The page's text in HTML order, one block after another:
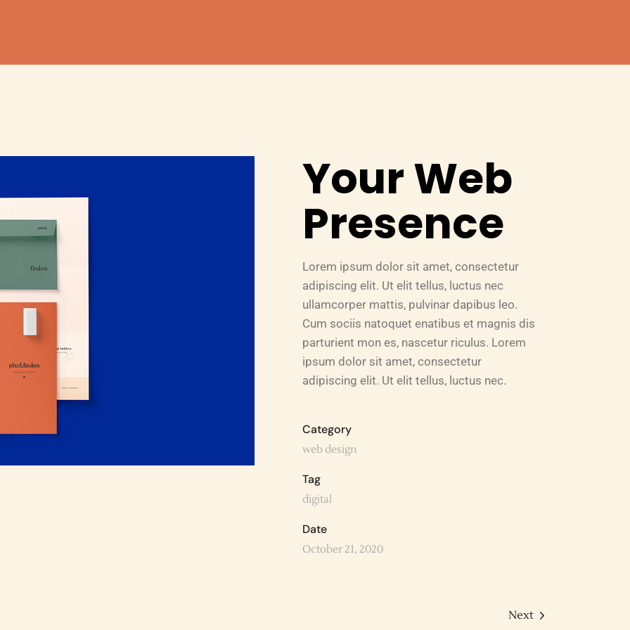
Your Web
Presence
Lorem ipsum dolor sit amet, consectetur
adipiscing elit. Ut elit tellus, luctus nec
ullamcorper mattis, pulvinar dapibus leo.
Cum sociis natoquet enatibus et magnis dis
parturient mon es, nascetur riculus. Lorem
ipsum dolor sit amet, consectetur
adipiscing elit. Ut elit tellus, luctus nec.
Category
web design
Tag
digital
Date
October 21, 2020
Next